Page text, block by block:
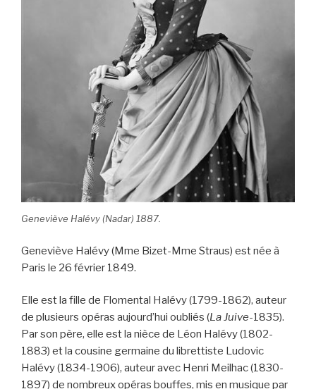
Geneviève Halévy (Nadar) 1887.
Geneviève Halévy (Mme Bizet-Mme Straus) est née à
Paris le 26 février 1849.
Elle est la fille de Flomental Halévy (1799-1862), auteur
de plusieurs opéras aujourd’hui oubliés (La Juive-1835).
Par son père, elle est la nièce de Léon Halévy (1802-
1883) et la cousine germaine du librettiste Ludovic
Halévy (1834-1906), auteur avec Henri Meilhac (1830-
1897) de nombreux opéras bouffes, mis en musique par